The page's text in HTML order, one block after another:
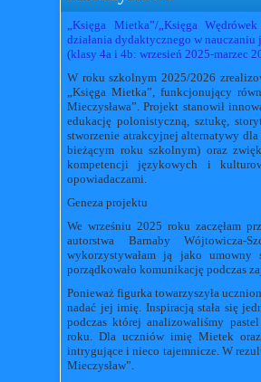
„Księga Mietka”/„Księga
działania dydaktycznego w
(klasy 4a i 4b: wrzesień 2025-marzec
W roku szkolnym 2025/2026
„Księga Mietka”, funkcjonujący
Mieczysława”. Projekt stanowił
edukację polonistyczną, sztukę,
stworzenie atrakcyjnej alternatywy
bieżącym roku szkolnym) oraz
kompetencji językowych i
opowiadaczami.
Geneza projektu
We wrześniu 2025 roku zaczęłam
autorstwa Barnaby
wykorzystywałam ją jako
porządkowało komunikację podczas
Ponieważ figurka towarzyszyła
nadać jej imię. Inspiracją stała się
podczas której analizowaliśmy
roku. Dla uczniów imię Mietek
intrygujące i nieco tajemnicze. W
Mieczysław”.